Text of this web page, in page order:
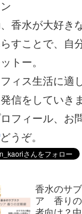
香水が大好き
すことで、自
トー。
ィス生活に適
信をしていき
フィール、お
どうぞ。
香水のサ
ア 香りの